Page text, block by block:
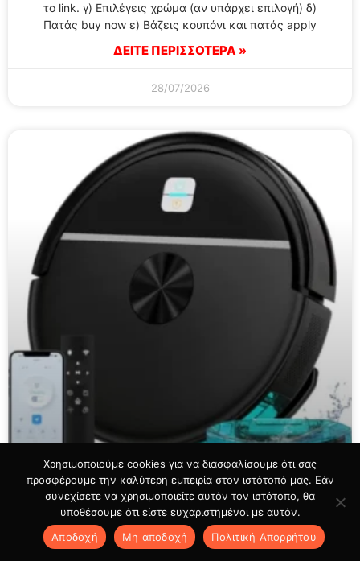
το link. γ) Επιλέγεις χρώμα (αν υπάρχει επιλογή) δ)
Πατάς buy now ε) Βάζεις κουπόνι και πατάς apply
ΔΕΙΤΕ ΠΕΡΙΣΣΟΤΕΡΑ »
28/07/2026
OMESER MFR01 Smart Robot
Χρησιμοποιούμε cookies για να διασφαλίσουμε ότι σας
προσφέρουμε την καλύτερη εμπειρία στον ιστότοπό μας. Εάν
συνεχίσετε να χρησιμοποιείτε αυτόν τον ιστότοπο, θα
υποθέσουμε ότι είστε ευχαριστημένοι με αυτόν.
Αποδοχή
Μη αποδοχή Πολιτική Aπορρήτου